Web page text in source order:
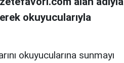
okuyucularıyla
okuyucularına sunmayı